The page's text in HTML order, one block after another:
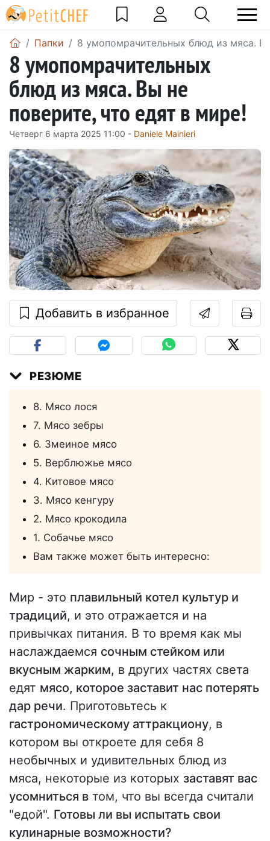
Папки 8 умопомрачительных блюд из мяса.
8 умопомрачительных
блюд из мяса. Вы не
поверите, что едят в мире!
Четверг 6 марта 2025 11:00 - Daniele Mainieri
Добавить в избранное
РЕЗЮМЕ
8. Мясо лося
7. Мясо зебры
6. Змеиное мясо
5. Верблюжье мясо
4. Китовое мясо
3. Мясо кенгуру
2. Мясо крокодила
1. Собачье мясо
Вам также может быть интересно:
Мир - это плавильный котел культур и
традиций, и это отражается и на
привычках питания. В то время как мы
наслаждаемся сочным стейком или
вкусным жарким, в других частях света
едят мясо, которое заставит нас потерять
дар речи. Приготовьтесь к
гастрономическому аттракциону, в
котором вы откроете для себя 8
необычных и удивительных блюд из
мяса, некоторые из которых заставят вас
усомниться в том, что вы всегда считали
"едой". Готовы ли вы испытать свои
кулинарные возможности?